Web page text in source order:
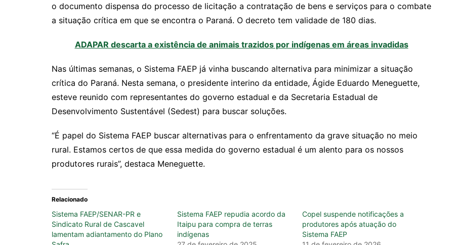
o documento dispensa do processo de licitação a contratação de bens e serviços para o combate
a situação crítica em que se encontra o Paraná. O decreto tem validade de 180 dias.
ADAPAR descarta a existência de animais trazidos por indígenas em áreas invadidas
Nas últimas semanas, o Sistema FAEP já vinha buscando alternativa para minimizar a situação
crítica do Paraná. Nesta semana, o presidente interino da entidade, Ágide Eduardo Meneguette,
esteve reunido com representantes do governo estadual e da Secretaria Estadual de
Desenvolvimento Sustentável (Sedest) para buscar soluções.
“É papel do Sistema FAEP buscar alternativas para o enfrentamento da grave situação no meio
rural. Estamos certos de que essa medida do governo estadual é um alento para os nossos
produtores rurais”, destaca Meneguette.
Relacionado
Sistema FAEP/SENAR-PR e
Sindicato Rural de Cascavel
lamentam adiantamento do Plano
Sistema FAEP repudia acordo da
Itaipu para compra de terras
indígenas
Copel suspende notificações a
produtores após atuação do
Sistema FAEP